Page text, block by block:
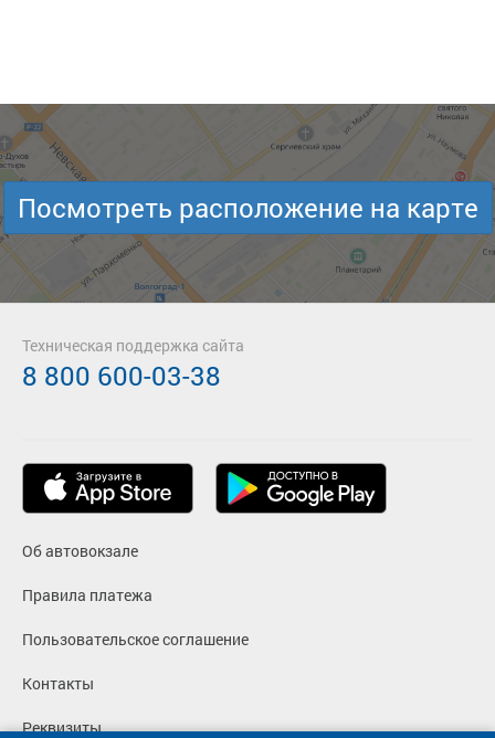
Посмотреть расположение на карте
Об автовокзале
Правила платежа
Пользовательское соглашение
Контакты
Реквизиты
Техническая поддержка сайта
8 800 600-03-38